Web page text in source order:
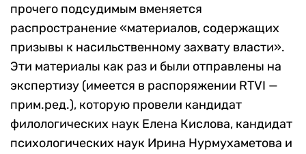
прочего подсудимым вменяется
распространение «материалов, содержащих
призывы к насильственному захвату власти».
Эти материалы как раз и были отправлены на
экспертизу (имеется в распоряжении RTVI —
прим.ред.), которую провели кандидат
филологических наук Елена Кислова, кандидат
психологических наук Ирина Нурмухаметова и